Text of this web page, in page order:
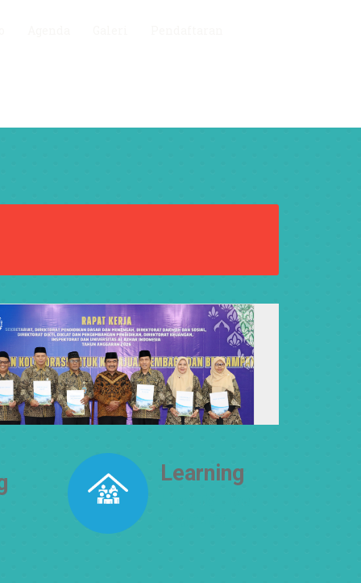
Learning